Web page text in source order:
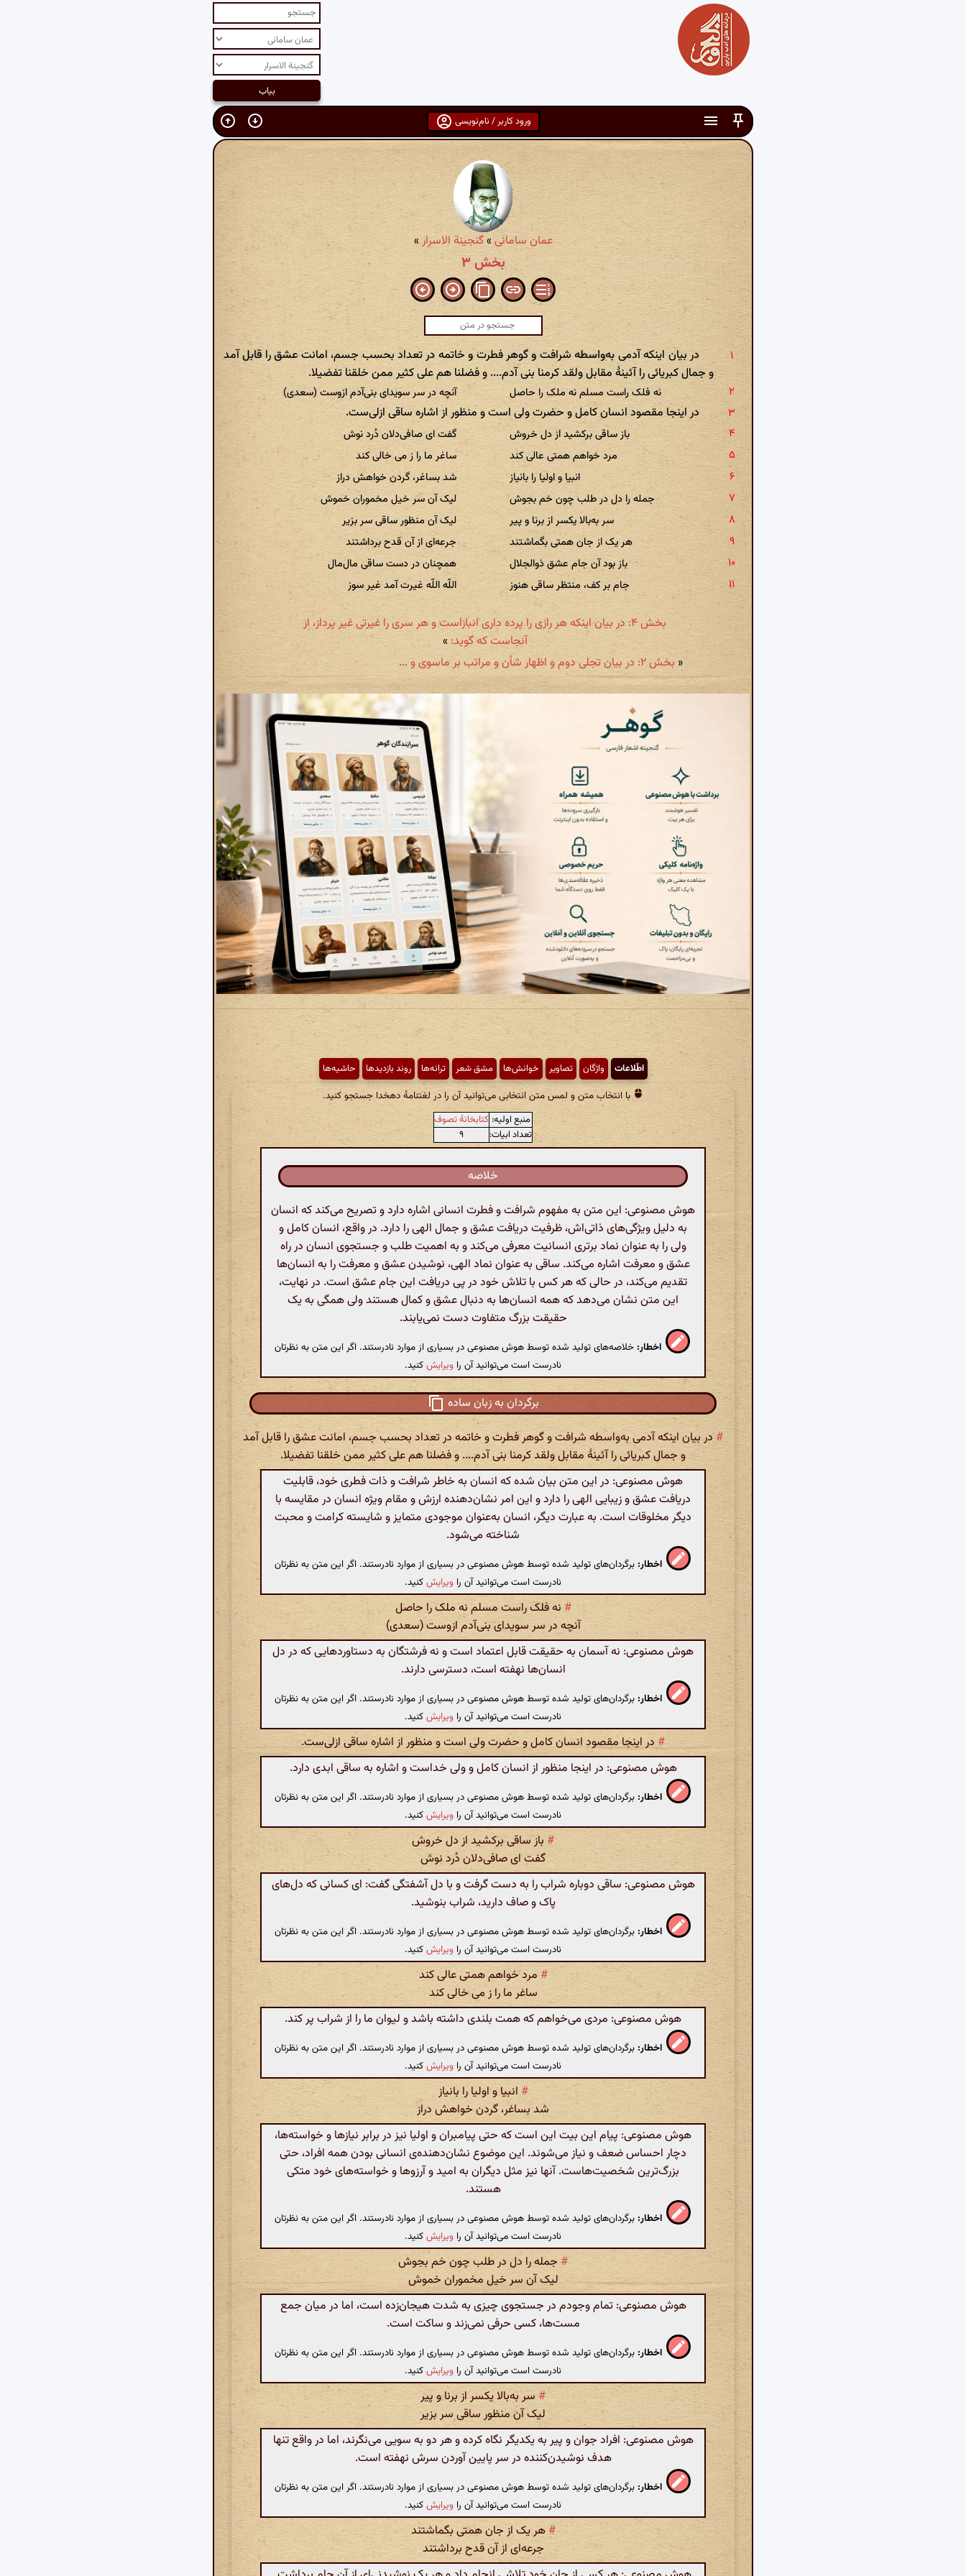
ورود کاربر / نام‌نویسی
عمان سامانی»گنجینة الاسرار»
بخش ۳
در بیان اینکه آدمی به‌واسطه شرافت و گوهر فطرت و خاتمه در تعداد بحسب جسم، امانت عشق را قابل آمد
و جمال کبریائی را آئینهٔ مقابل ولقد کرمنا بنی آدم.... و فضلنا هم علی کثیر ممن خلقنا تفضیلا.
نه فلک راست مسلم نه ملک را حاصل آنچه در سر سویدای بنی‌آدم ازوست (سعدی)
در اینجا مقصود انسان کامل و حضرت ولی است و منظور از اشاره ساقی ازلی‌ست.
باز ساقی برکشید از دل خروش
گفت ای صافی‌دلان دُرد نوش
مرد خواهم همتی عالی کند
ساغر ما را ز می خالی کند
انبیا و اولیا را بانیاز
شد بساغر، گردن خواهش دراز
جمله را دل در طلب چون خم بجوش
لیک آن سر خیل مخموران خموش
سر به‌بالا یکسر از برنا و پیر
لیک آن منظور ساقی سر بزیر
هر یک از جان همتی بگماشتند
جرعه‌ای از آن قدح برداشتند
باز بود آن جام عشق ذوالجلال
همچنان در دست ساقی مال‌مال
جام بر کف، منتظر ساقی هنوز
اللّه اللّه غیرت آمد غیر سوز
بخش ۴: در بیان اینکه هر رازی را پرده داری انبازاست و هر سری را غیرتی غیر پرداز، از
آنجاست که گوید: »
« بخش ۲: در بیان تجلی دوم و اظهار شأن و مراتب بر ماسوی و ...
اطّلاعات واژگان تصاویر خوانش‌ها مشق شعر ترانه‌ها روند بازدیدها حاشیه‌ها
با انتخاب متن و لمس متن انتخابی می‌توانید آن را در لغتنامهٔ دهخدا جستجو کنید.
منبع اولیه: کتابخانهٔ تصوف
تعداد ابیات:
۹
خلاصه
هوش مصنوعی: این متن به مفهوم شرافت و فطرت انسانی اشاره دارد و تصریح می‌کند که انسان
به دلیل ویژگی‌های ذاتی‌اش، ظرفیت دریافت عشق و جمال الهی را دارد. در واقع، انسان کامل و
ولی را به عنوان نماد برتری انسانیت معرفی می‌کند و به اهمیت طلب و جستجوی انسان در راه
عشق و معرفت اشاره می‌کند. ساقی به عنوان نماد الهی، نوشیدن عشق و معرفت را به انسان‌ها
تقدیم می‌کند، در حالی که هر کس با تلاش خود در پی دریافت این جام عشق است. در نهایت،
این متن نشان می‌دهد که همه انسان‌ها به دنبال عشق و کمال هستند ولی همگی به یک
حقیقت بزرگ متفاوت دست نمی‌یابند.
اخطار: خلاصه‌های تولید شده توسط هوش مصنوعی در بسیاری از موارد نادرستند. اگر این متن به نظرتان
نادرست است می‌توانید آن را ویرایشکنید.
برگردان به زبان ساده
#در بیان اینکه آدمی به‌واسطه شرافت و گوهر فطرت و خاتمه در تعداد بحسب جسم، امانت عشق را قابل آمد
و جمال کبریائی را آئینهٔ مقابل ولقد کرمنا بنی آدم.... و فضلنا هم علی کثیر ممن خلقنا تفضیلا.
هوش مصنوعی: در این متن بیان شده که انسان به خاطر شرافت و ذات فطری خود، قابلیت
دریافت عشق و زیبایی الهی را دارد و این امر نشان‌دهنده ارزش و مقام ویژه انسان در مقایسه با
دیگر مخلوقات است. به عبارت دیگر، انسان به‌عنوان موجودی متمایز و شایسته کرامت و محبت
شناخته می‌شود.
اخطار: برگردان‌های تولید شده توسط هوش مصنوعی در بسیاری از موارد نادرستند. اگر این متن به نظرتان
نادرست است می‌توانید آن را ویرایشکنید.
# نه فلک راست مسلم نه ملک را حاصل
آنچه در سر سویدای بنی‌آدم ازوست (سعدی)
هوش مصنوعی: نه آسمان به حقیقت قابل اعتماد است و نه فرشتگان به دستاوردهایی که در دل
انسان‌ها نهفته است، دسترسی دارند.
اخطار: برگردان‌های تولید شده توسط هوش مصنوعی در بسیاری از موارد نادرستند. اگر این متن به نظرتان
نادرست است می‌توانید آن را ویرایشکنید.
#در اینجا مقصود انسان کامل و حضرت ولی است و منظور از اشاره ساقی ازلی‌ست.
هوش مصنوعی: در اینجا منظور از انسان کامل و ولی خداست و اشاره به ساقی ابدی دارد.
اخطار: برگردان‌های تولید شده توسط هوش مصنوعی در بسیاری از موارد نادرستند. اگر این متن به نظرتان
نادرست است می‌توانید آن را ویرایشکنید.
# باز ساقی برکشید از دل خروش
گفت ای صافی‌دلان دُرد نوش
هوش مصنوعی: ساقی دوباره شراب را به دست گرفت و با دل آشفتگی گفت: ای کسانی که دل‌های
پاک و صاف دارید، شراب بنوشید.
اخطار: برگردان‌های تولید شده توسط هوش مصنوعی در بسیاری از موارد نادرستند. اگر این متن به نظرتان
نادرست است می‌توانید آن را ویرایشکنید.
# مرد خواهم همتی عالی کند
ساغر ما را ز می خالی کند
هوش مصنوعی: مردی می‌خواهم که همت بلندی داشته باشد و لیوان ما را از شراب پر کند.
اخطار: برگردان‌های تولید شده توسط هوش مصنوعی در بسیاری از موارد نادرستند. اگر این متن به نظرتان
نادرست است می‌توانید آن را ویرایشکنید.
#انبیا و اولیا را بانیاز
شد بساغر، گردن خواهش دراز
هوش مصنوعی: پیام این بیت این است که حتی پیامبران و اولیا نیز در برابر نیازها و خواسته‌ها،
دچار احساس ضعف و نیاز می‌شوند. این موضوع نشان‌دهنده‌ی انسانی بودن همه افراد، حتی
بزرگ‌ترین شخصیت‌هاست. آنها نیز مثل دیگران به امید و آرزوها و خواسته‌های خود متکی
هستند.
اخطار: برگردان‌های تولید شده توسط هوش مصنوعی در بسیاری از موارد نادرستند. اگر این متن به نظرتان
نادرست است می‌توانید آن را ویرایشکنید.
# جمله را دل در طلب چون خم بجوش
لیک آن سر خیل مخموران خموش
هوش مصنوعی: تمام وجودم در جستجوی چیزی به شدت هیجان‌زده است، اما در میان جمع
مست‌ها، کسی حرفی نمی‌زند و ساکت است.
اخطار: برگردان‌های تولید شده توسط هوش مصنوعی در بسیاری از موارد نادرستند. اگر این متن به نظرتان
نادرست است می‌توانید آن را ویرایشکنید.
#سر به‌بالا یکسر از برنا و پیر
لیک آن منظور ساقی سر بزیر
هوش مصنوعی: افراد جوان و پیر به یکدیگر نگاه کرده و هر دو به سویی می‌نگرند، اما در واقع تنها
هدف نوشیدن‌کننده در سر پایین آوردن سرش نهفته است.
اخطار: برگردان‌های تولید شده توسط هوش مصنوعی در بسیاری از موارد نادرستند. اگر این متن به نظرتان
نادرست است می‌توانید آن را ویرایشکنید.
# هر یک از جان همتی بگماشتند
جرعه‌ای از آن قدح برداشتند